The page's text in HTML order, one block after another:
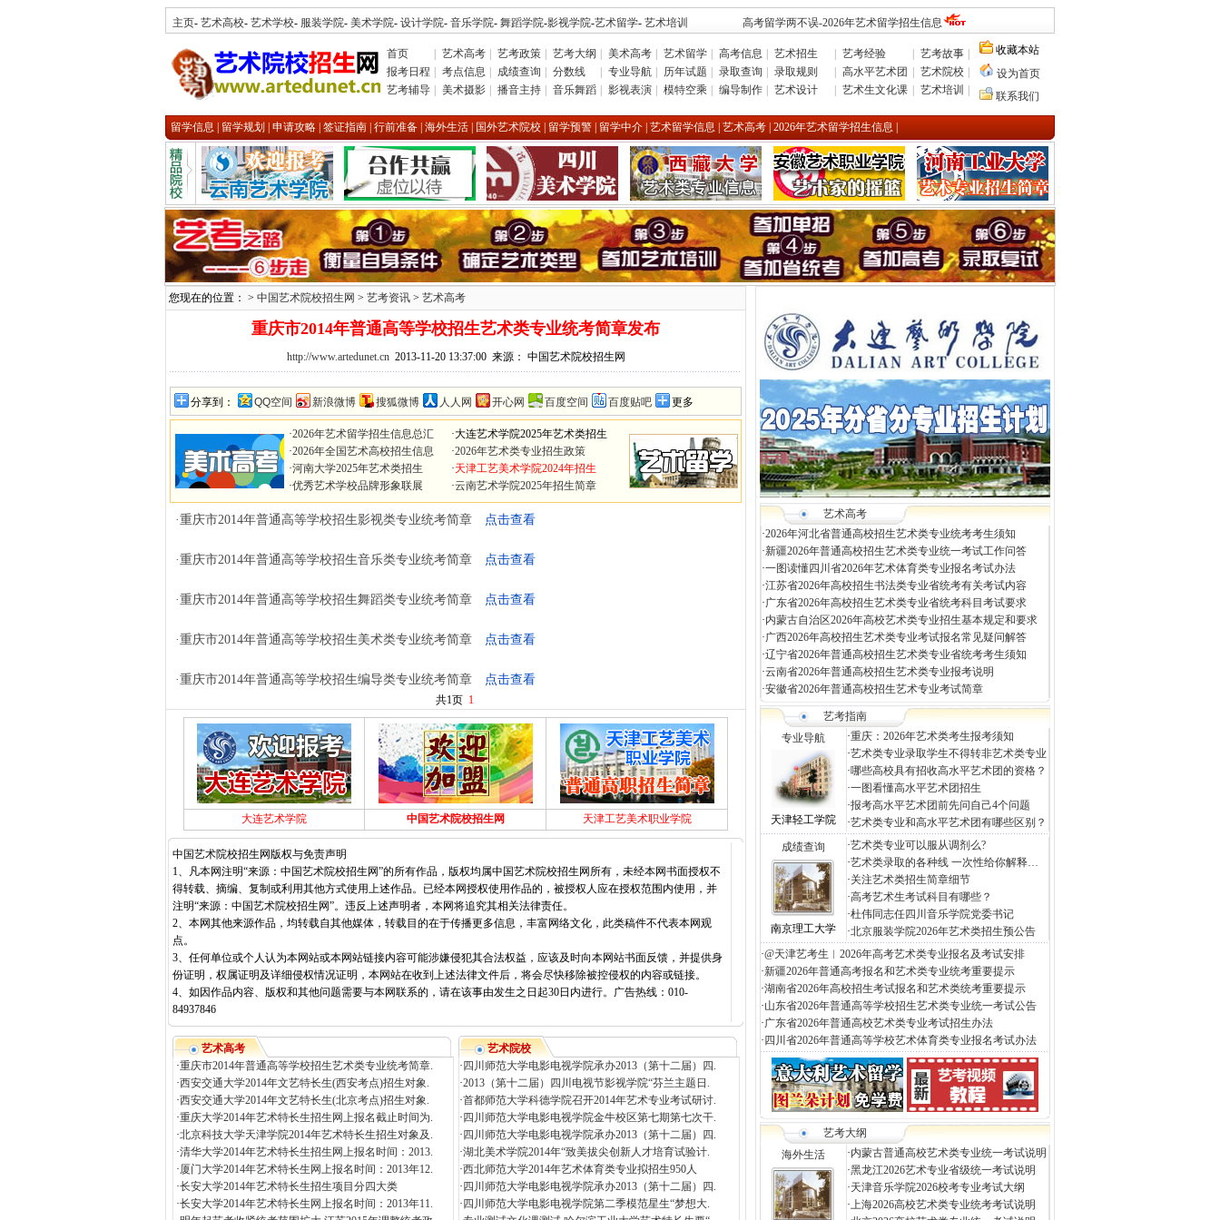
主页- 艺术高校- 艺术学校- 服装学院- 美术学院- 设计学院- 音乐学院- 舞蹈学院-影视学院-艺术留学- 艺术培训 高考留学两不误-2026年艺术留学招生信息
首页 艺术高考 艺考政策 艺考大纲 美术高考 艺术留学 高考信息 艺术招生 艺考经验 艺考故事
报考日程
考点信息 成绩查询 分数线 专业导航 历年试题 录取查询 录取规则 高水平艺术团 艺术院校
艺考辅导
美术摄影 播音主持 音乐舞蹈 影视表演 模特空乘 编导制作 艺术设计 艺术生文化课 艺术培训
收藏本站
设为首页
联系我们
留学信息 留学规划 申请攻略 签证指南 行前准备 海外生活 国外艺术院校 留学预警 留学中介 艺术留学信息 艺术高考 2026年艺术留学招生信息
您现在的位置： > 中国艺术院校招生网 > 艺考资讯 > 艺术高考
重庆市2014年普通高等学校招生艺术类专业统考简章发布
http://www.artedunet.cn2013-11-20 13:37:00 来源： 中国艺术院校招生网
分享到： QQ空间 新浪微博 搜狐微博 人人网 开心网 百度空间 百度贴吧 更多
·2026年艺术留学招生信息总汇
·2026年全国艺术高校招生信息
·河南大学2025年艺术类招生
·优秀艺术学校品牌形象联展
·大连艺术学院2025年艺术类招生
·2026年艺术类专业招生政策
·天津工艺美术学院2024年招生
·云南艺术学院2025年招生简章
·重庆市2014年普通高等学校招生影视类专业统考简章 点击查看
·重庆市2014年普通高等学校招生音乐类专业统考简章 点击查看
·重庆市2014年普通高等学校招生舞蹈类专业统考简章 点击查看
·重庆市2014年普通高等学校招生美术类专业统考简章 点击查看
·重庆市2014年普通高等学校招生编导类专业统考简章 点击查看
共1页 1
大连艺术学院 中国艺术院校招生网 天津工艺美术职业学院
中国艺术院校招生网版权与免责声明
1、凡本网注明“来源：中国艺术院校招生网”的所有作品，版权均属中国艺术院校招生网所有，未经本网书面授权不
得转载、摘编、复制或利用其他方式使用上述作品。已经本网授权使用作品的，被授权人应在授权范围内使用，并
注明“来源：中国艺术院校招生网”。违反上述声明者，本网将追究其相关法律责任。
2、本网其他来源作品，均转载自其他媒体，转载目的在于传播更多信息，丰富网络文化，此类稿件不代表本网观
点。
3、任何单位或个人认为本网站或本网站链接内容可能涉嫌侵犯其合法权益，应该及时向本网站书面反馈，并提供身
份证明，权属证明及详细侵权情况证明，本网站在收到上述法律文件后，将会尽快移除被控侵权的内容或链接。
4、如因作品内容、版权和其他问题需要与本网联系的，请在该事由发生之日起30日内进行。广告热线：010-
84937846
艺术高考
·重庆市2014年普通高等学校招生艺术类专业统考简章.
·西安交通大学2014年文艺特长生(西安考点)招生对象.
·西安交通大学2014年文艺特长生(北京考点)招生对象.
·重庆大学2014年艺术特长生招生网上报名截止时间为.
·北京科技大学天津学院2014年艺术特长生招生对象及.
·清华大学2014年艺术特长生招生网上报名时间：2013.
·厦门大学2014年艺术特长生网上报名时间：2013年12.
·长安大学2014年艺术特长生招生项目分四大类
·长安大学2014年艺术特长生网上报名时间：2013年11.
艺术院校
· 四川师范大学电影电视学院承办2013（第十二届）四.
·2013（第十二届）四川电视节影视学院“芬兰主题日.
·首都师范大学科德学院召开2014年艺术专业考试研讨.
· 四川师范大学电影电视学院金牛校区第七期第七次干.
· 四川师范大学电影电视学院承办2013（第十二届）四.
·湖北美术学院2014年“致美拔尖创新人才培育试验计.
·西北师范大学2014年艺术体育类专业拟招生950人
· 四川师范大学电影电视学院承办2013（第十二届）四.
· 四川师范大学电影电视学院第二季模范星生“梦想大.
艺术高考
·2026年河北省普通高校招生艺术类专业统考考生须知
·新疆2026年普通高校招生艺术类专业统一考试工作问答
·一图读懂四川省2026年艺术体育类专业报名考试办法
·江苏省2026年高校招生书法类专业省统考有关考试内容
·广东省2026年高校招生艺术类专业省统考科目考试要求
·内蒙古自治区2026年高校艺术类专业招生基本规定和要求
·广西2026年高校招生艺术类专业考试报名常见疑问解答
·辽宁省2026年普通高校招生艺术类专业省统考考生须知
·云南省2026年普通高校招生艺术类专业报考说明
·安徽省2026年普通高校招生艺术专业考试简章
艺考指南
专业导航
天津轻工学院
·重庆：2026年艺术类考生报考须知
·艺术类专业录取学生不得转非艺术类专业
·哪些高校具有招收高水平艺术团的资格？
·一图看懂高水平艺术团招生
·报考高水平艺术团前先问自己4个问题
·艺术类专业和高水平艺术团有哪些区别？
成绩查询
南京理工大学
·艺术类专业可以服从调剂么?
·艺术类录取的各种线 一次性给你解释…
·关注艺术类招生简章细节
·高考艺术生考试科目有哪些？
·杜伟同志任四川音乐学院党委书记
·北京服装学院2026年艺术类招生预公告
·@天津艺考生︱2026年高考艺术类专业报名及考试安排
·新疆2026年普通高考报名和艺术类专业统考重要提示
·湖南省2026年高校招生考试报名和艺术类统考重要提示
·山东省2026年普通高等学校招生艺术类专业统一考试公告
·广东省2026年普通高校艺术类专业考试招生办法
· 四川省2026年普通高等学校艺术体育类专业报名考试办法
艺考大纲
海外生活
·内蒙古普通高校艺术类专业统一考试说明
·黑龙江2026艺术专业省级统一考试说明
·天津音乐学院2026校考专业考试大纲
·上海2026高校艺术类专业统考考试说明